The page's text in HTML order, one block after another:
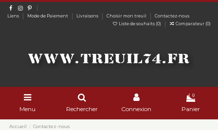
Liens Mode de Paiement Livraisons Choisir mon treuil
Contactez-nous
Liste de souhaits (0) Comparateur (0)
Menu Rechercher Connexion
0
Panier
Accueil Contactez-nous